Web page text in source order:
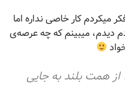
میکردم کار خاصی نداره اما
دیدم، میبینم که چه عرصه‌ی
از همت بلند به جایی